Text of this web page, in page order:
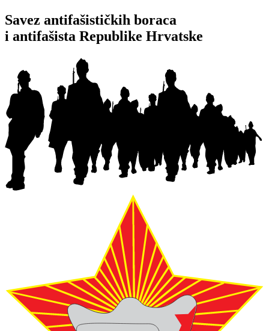
Idi
na
sadržaj
Savez antifašističkih boraca
i antifašista Republike Hrvatske